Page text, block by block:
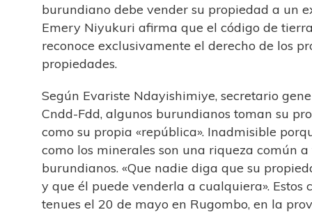
burundiano debe vender su propiedad a un
Emery Niyukuri afirma que el código de
reconoce exclusivamente el derecho de los
propiedades.
Según Evariste Ndayishimiye, secretario
Cndd-Fdd, algunos burundianos toman su
como su propia «república». Inadmisible
como los minerales son una riqueza común a
burundianos. «Que nadie diga que su
y que él puede venderla a cualquiera». Estos
tenues el 20 de mayo en Rugombo, en la